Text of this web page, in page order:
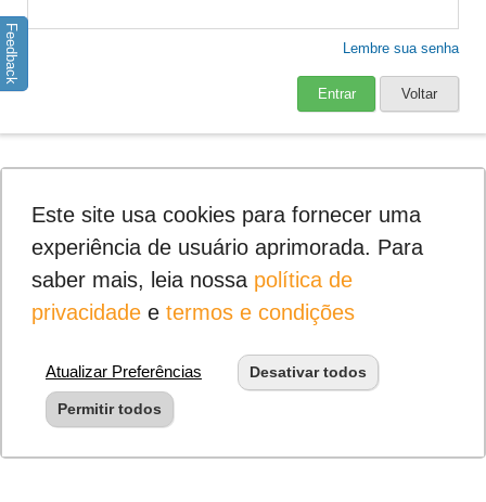
Lembre sua senha
Entrar Voltar
Feedback
Este site usa cookies para fornecer uma
experiência de usuário aprimorada. Para
saber mais, leia nossa política de
privacidadee termos e condições
Atualizar Preferências Desativar todos
Permitir todos